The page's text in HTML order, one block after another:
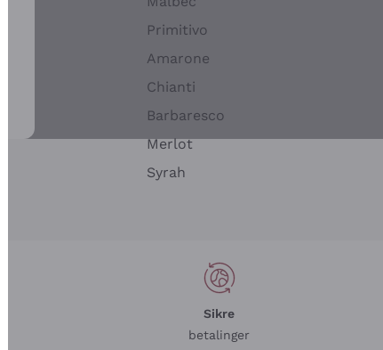
Primitivo
Amarone
Chianti
Barbaresco
Merlot
Syrah
Sikre
betalinger